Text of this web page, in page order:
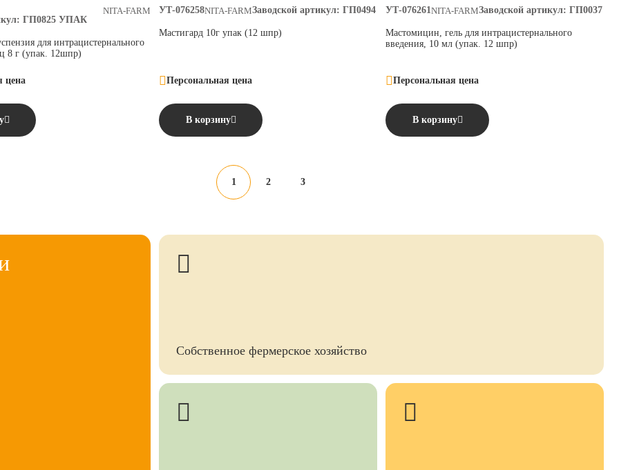
ГП0825 УПАК
NITA-FARM
для интрацистернального
8 г (упак. 12шпр)
цена
УТ-076258 Заводской артикул: ГП0494
NITA-FARM
Мастигард 10г упак (12 шпр)
Персональная цена
В корзину
УТ-076261 Заводской артикул: ГП0037
NITA-FARM
Мастомицин, гель для интрацистернального
введения, 10 мл (упак. 12 шпр)
Персональная цена
В корзину
1 2 3
Собственное фермерское хозяйство